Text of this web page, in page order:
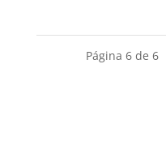
Página 6 de 6